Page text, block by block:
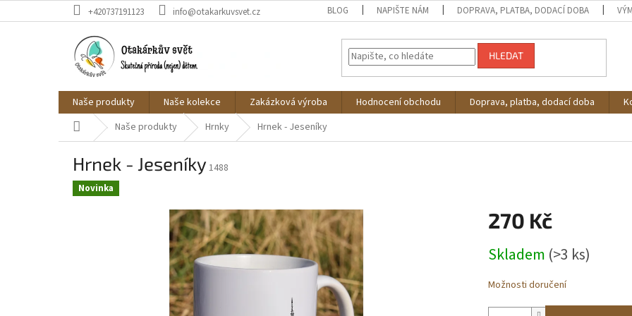
na
+420737191123 info@otakarkuvsvet.cz BLOG NAPIŠTE NÁM DOPRAVA, PLATBA, DODACÍ DOBA
HLEDAT
Naše produkty Naše kolekce Zakázková výroba Hodnocení obchodu Doprava, platba, dodací doba
Domů Naše produkty Hrnky Hrnek - Jeseníky
Hrnek - Jeseníky 1488
Novinka
270 Kč
cena:
Skladem (>3 ks)
Možnosti doručení